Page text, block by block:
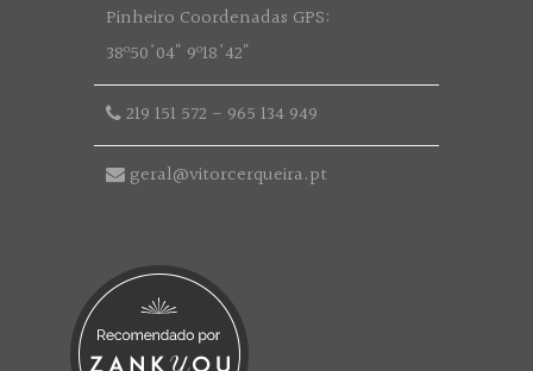
Pinheiro Coordenadas GPS:
38º50'04" 9º18'42"
219 151 572 - 965 134 949
geral@vitorcerqueira.pt